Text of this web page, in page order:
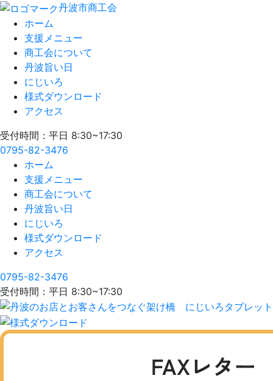
丹波市商工会
ホーム
支援メニュー
商工会について
丹波旨い日
にじいろ
様式ダウンロード
アクセス
受付時間：平日 8:30~17:30
0795-82-3476
ホーム
支援メニュー
商工会について
丹波旨い日
にじいろ
様式ダウンロード
アクセス
0795-82-3476
受付時間：平日 8:30~17:30